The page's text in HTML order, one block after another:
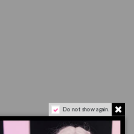
Do not show again.